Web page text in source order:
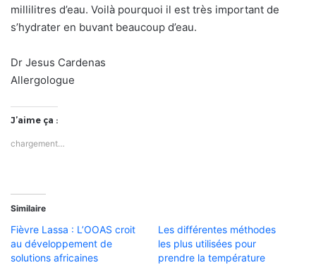
millilitres d’eau. Voilà pourquoi il est très important de
s’hydrater en buvant beaucoup d’eau.
Dr Jesus Cardenas
Allergologue
J’aime ça :
chargement…
Similaire
Fièvre Lassa : L’OOAS croit
au développement de
solutions africaines
Les différentes méthodes
les plus utilisées pour
prendre la température